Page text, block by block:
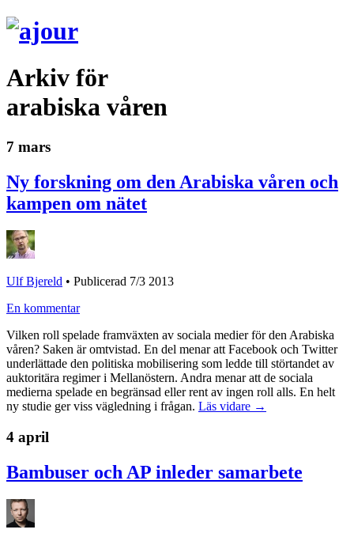
Arkiv för
arabiska våren
7 mars
Ny forskning om den Arabiska våren och
kampen om nätet
Ulf Bjereld • Publicerad 7/3 2013
En kommentar
Vilken roll spelade framväxten av sociala medier för den Arabiska
våren? Saken är omtvistad. En del menar att Facebook och Twitter
underlättade den politiska mobilisering som ledde till störtandet av
auktoritära regimer i Mellanöstern. Andra menar att de sociala
medierna spelade en begränsad eller rent av ingen roll alls. En helt
ny studie ger viss vägledning i frågan. Läs vidare →
4 april
Bambuser och AP inleder samarbete